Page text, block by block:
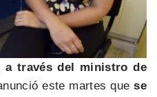
a través del ministro de
este martes quese